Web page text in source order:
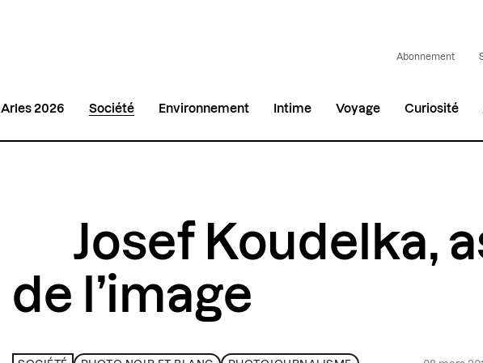
Abonnement
Arles 2026 Société Environnement Intime Voyage Curiosité
Josef Koudelka,
de l’image